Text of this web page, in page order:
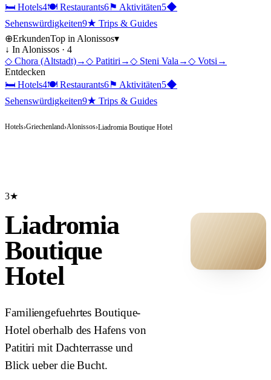
🛏 Hotels4🍽 Restaurants6⚑ Aktivitäten5◆
Sehenswürdigkeiten9★ Trips & Guides
⊕ErkundenTop in Alonissos▾
↓ In Alonissos · 4
◇ Chora (Altstadt)→◇ Patitiri →◇ Steni Vala →◇ Votsi →
Entdecken
🛏 Hotels4🍽 Restaurants6⚑ Aktivitäten5◆
Sehenswürdigkeiten9★ Trips & Guides
Hotels›Griechenland›Alonissos›Liadromia Boutique Hotel
3★
Liadromia
Boutique
Hotel
Familiengefuehrtes Boutique-
Hotel oberhalb des Hafens von
Patitiri mit Dachterrasse und
Blick ueber die Bucht.